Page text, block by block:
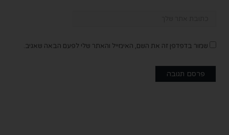
שמור בדפדפן זה את השם, האימייל והאתר שלי לפעם הבאה שאגיב.